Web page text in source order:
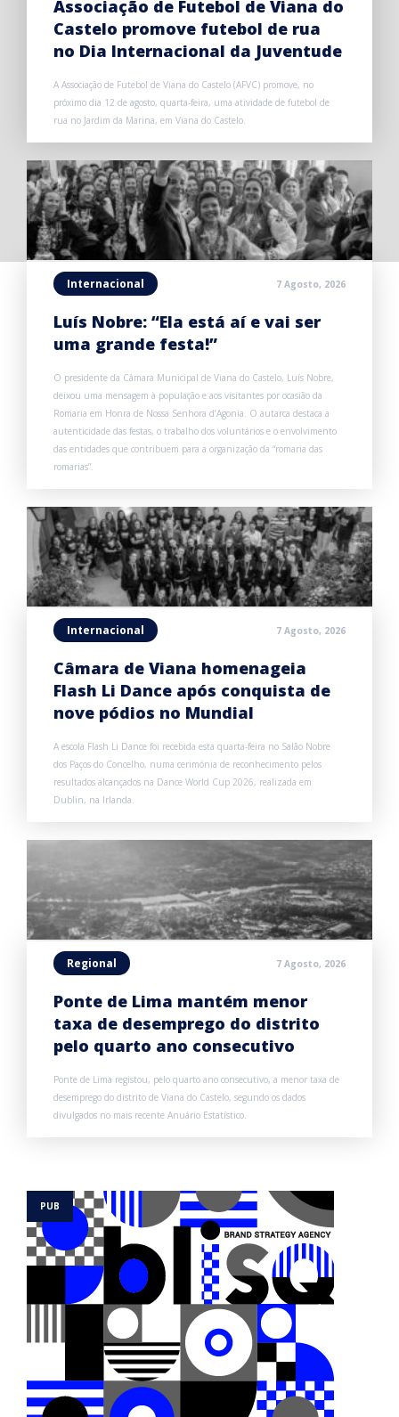
Associação de Futebol de Viana do
Castelo promove futebol de rua
no Dia Internacional da Juventude
A Associação de Futebol de Viana do Castelo (AFVC) promove, no
próximo dia 12 de agosto, quarta-feira, uma atividade de futebol de
rua no Jardim da Marina, em Viana do Castelo.
Internacional 7 Agosto, 2026
Luís Nobre: “Ela está aí e vai ser
uma grande festa!”
O presidente da Câmara Municipal de Viana do Castelo, Luís Nobre,
deixou uma mensagem à população e aos visitantes por ocasião da
Romaria em Honra de Nossa Senhora d’Agonia. O autarca destaca a
autenticidade das festas, o trabalho dos voluntários e o envolvimento
das entidades que contribuem para a organização da “romaria das
romarias”.
Internacional 7 Agosto, 2026
Câmara de Viana homenageia
Flash Li Dance após conquista de
nove pódios no Mundial
A escola Flash Li Dance foi recebida esta quarta-feira no Salão Nobre
dos Paços do Concelho, numa cerimónia de reconhecimento pelos
resultados alcançados na Dance World Cup 2026, realizada em
Dublin, na Irlanda.
Regional 7 Agosto, 2026
Ponte de Lima mantém menor
taxa de desemprego do distrito
pelo quarto ano consecutivo
Ponte de Lima registou, pelo quarto ano consecutivo, a menor taxa de
desemprego do distrito de Viana do Castelo, segundo os dados
divulgados no mais recente Anuário Estatístico.